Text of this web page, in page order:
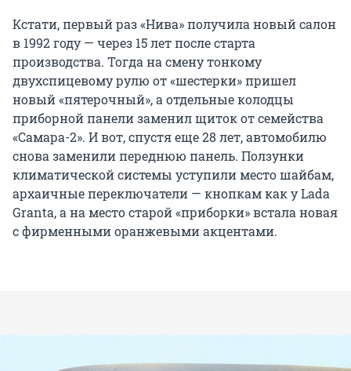
Кстати, первый раз «Нива» получила новый салон
в 1992 году — через 15 лет после старта
производства. Тогда на смену тонкому
двухспицевому рулю от «шестерки» пришел
новый «пятерочный», а отдельные колодцы
приборной панели заменил щиток от семейства
«Самара-2». И вот, спустя еще 28 лет, автомобилю
снова заменили переднюю панель. Ползунки
климатической системы уступили место шайбам,
архаичные переключатели — кнопкам как у Lada
Granta, а на место старой «приборки» встала новая
с фирменными оранжевыми акцентами.